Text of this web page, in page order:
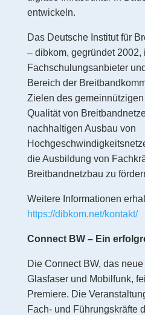
entwickeln.
Das Deutsche Institut für
– dibkom, gegründet 2002,
Fachschulungsanbieter
Bereich der
Zielen des
Qualität von
nachhaltigen Ausbau von
die Ausbildung von
Breitbandnetzbau zu
Weitere Informationen
https://dibkom.net/kontakt/
Connect BW – Ein
Die Connect BW, das
Glasfaser und Mobilfunk,
Premiere. Die
Fach- und Führungskräfte